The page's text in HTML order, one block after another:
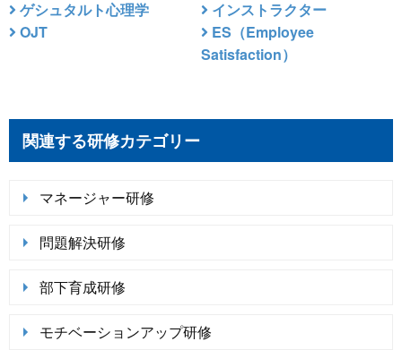
ゲシュタルト心理学
インストラクター
OJT
ES（Employee
Satisfaction）
関連する研修カテゴリー
マネージャー研修
問題解決研修
部下育成研修
モチベーションアップ研修